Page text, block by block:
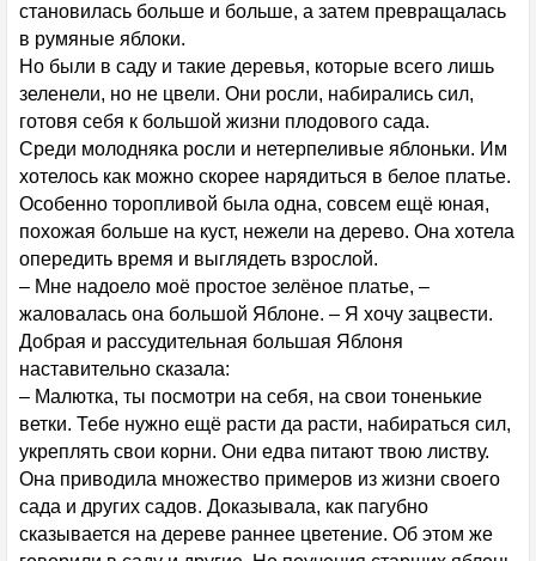
становилась больше и больше, а затем превращалась
в румяные яблоки.
Но были в саду и такие деревья, которые всего лишь
зеленели, но не цвели. Они росли, набирались сил,
готовя себя к большой жизни плодового сада.
Среди молодняка росли и нетерпеливые яблоньки. Им
хотелось как можно скорее нарядиться в белое платье.
Особенно торопливой была одна, совсем ещё юная,
похожая больше на куст, нежели на дерево. Она хотела
опередить время и выглядеть взрослой.
– Мне надоело моё простое зелёное платье, –
жаловалась она большой Яблоне. – Я хочу зацвести.
Добрая и рассудительная большая Яблоня
наставительно сказала:
– Малютка, ты посмотри на себя, на свои тоненькие
ветки. Тебе нужно ещё расти да расти, набираться сил,
укреплять свои корни. Они едва питают твою листву.
Она приводила множество примеров из жизни своего
сада и других садов. Доказывала, как пагубно
сказывается на дереве раннее цветение. Об этом же